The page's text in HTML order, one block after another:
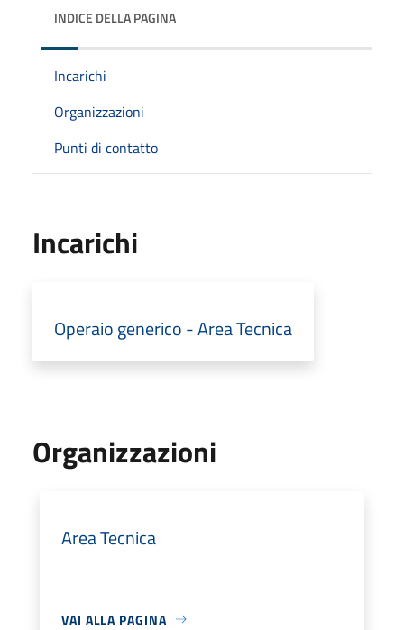
INDICE DELLA PAGINA
Incarichi
Organizzazioni
Punti di contatto
Incarichi
Operaio generico - Area Tecnica
Organizzazioni
Area Tecnica
VAI ALLA PAGINA